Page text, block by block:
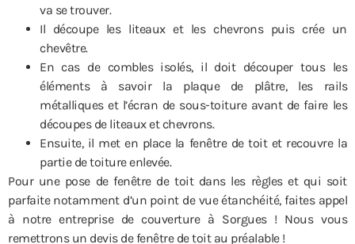
va se trouver.
Il découpe les liteaux et les chevrons puis crée un
chevêtre.
En cas de combles isolés, il doit découper tous les
éléments à savoir la plaque de plâtre, les rails
métalliques et l’écran de sous-toiture avant de faire les
découpes de liteaux et chevrons.
Ensuite, il met en place la fenêtre de toit et recouvre la
partie de toiture enlevée.
Pour une pose de fenêtre de toit dans les règles et qui soit
parfaite notamment d’un point de vue étanchéité, faites appel
à notre entreprise de couverture à Sorgues ! Nous vous
remettrons un devis de fenêtre de toit au préalable !